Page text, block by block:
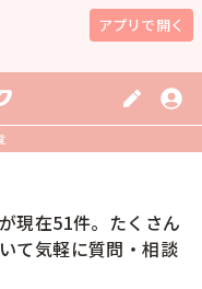
アプリで開く
現在51件。たくさん
て気軽に質問・相談